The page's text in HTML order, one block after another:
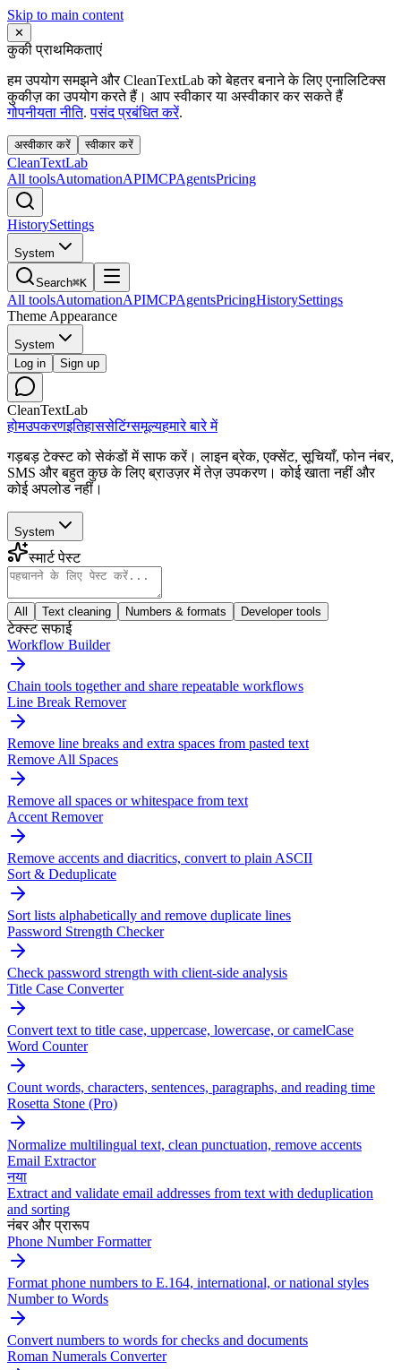
Skip to main content
✕
कुकी प्राथमिकताएं
हम उपयोग समझने और CleanTextLab को बेहतर बनाने के लिए एनालिटिक्स
कुकीज़ का उपयोग करते हैं। आप स्वीकार या अस्वीकार कर सकते हैं
गोपनीयता नीति. पसंद प्रबंधित करें.
अस्वीकार करें स्वीकार करें
CleanTextLab
All toolsAutomationAPIMCPAgentsPricing
HistorySettings
System
Search⌘K
All toolsAutomationAPIMCPAgentsPricingHistorySettings
Theme Appearance
System
Log in
Sign up
CleanTextLab
होमउपकरणइतिहाससेटिंग्समूल्यहमारे बारे में
गड़बड़ टेक्स्ट को सेकंडों में साफ करें। लाइन ब्रेक, एक्सेंट, सूचियाँ, फोन नंबर,
SMS और बहुत कुछ के लिए ब्राउज़र में तेज़ उपकरण। कोई खाता नहीं और
कोई अपलोड नहीं।
System
स्मार्ट पेस्ट
All Text cleaning Numbers & formats Developer tools
टेक्स्ट सफाई
Workflow Builder
Chain tools together and share repeatable workflows
Line Break Remover
Remove line breaks and extra spaces from pasted text
Remove All Spaces
Remove all spaces or whitespace from text
Accent Remover
Remove accents and diacritics, convert to plain ASCII
Sort & Deduplicate
Sort lists alphabetically and remove duplicate lines
Password Strength Checker
Check password strength with client-side analysis
Title Case Converter
Convert text to title case, uppercase, lowercase, or camelCase
Word Counter
Count words, characters, sentences, paragraphs, and reading time
Rosetta Stone (Pro)
Normalize multilingual text, clean punctuation, remove accents
Email Extractor
नया
Extract and validate email addresses from text with deduplication
and sorting
नंबर और प्रारूप
Phone Number Formatter
Format phone numbers to E.164, international, or national styles
Number to Words
Convert numbers to words for checks and documents
Roman Numerals Converter